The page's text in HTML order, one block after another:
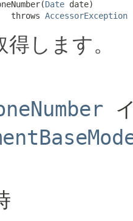
Date date)
throws
AccessorException
します。